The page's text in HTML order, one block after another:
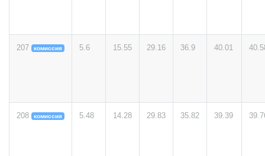
207 комиссия 5.6 15.55 29.16 36.9 40.01
208 комиссия 5.48 14.28 29.83 35.82 39.39